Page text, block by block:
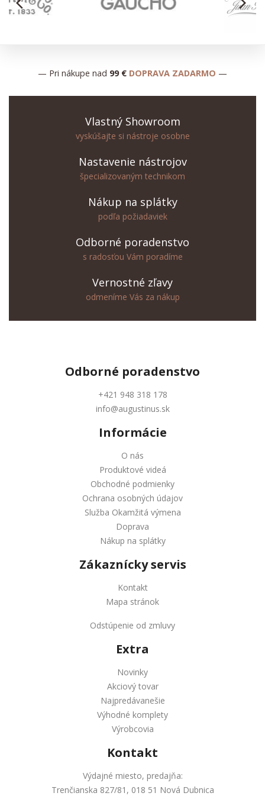
arrow_back_ios arrow_forward_ios
— Pri nákupe nad 99 € DOPRAVA ZADARMO —
Vlastný Showroom
vyskúšajte si nástroje osobne
Nastavenie nástrojov
špecializovaným technikom
Nákup na splátky
podľa požiadaviek
Odborné poradenstvo
s radosťou Vám poradíme
Vernostné zľavy
odmeníme Vás za nákup
Odborné poradenstvo
+421 948 318 178
info@augustinus.sk
Informácie
O nás
Produktové videá
Obchodné podmienky
Ochrana osobných údajov
Služba Okamžitá výmena
Doprava
Nákup na splátky
Zákaznícky servis
Kontakt
Mapa stránok
Odstúpenie od zmluvy
Extra
Novinky
Akciový tovar
Najpredávanešie
Výhodné komplety
Výrobcovia
Kontakt
Výdajné miesto, predajňa:
Trenčianska 827/81, 018 51 Nová Dubnica